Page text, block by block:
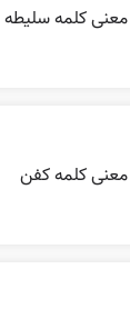
معنی کلمه سلیطه
معنی کلمه کفن